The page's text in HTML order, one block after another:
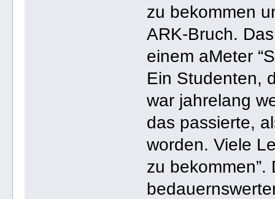
zu bekommen
ARK-Bruch.
einem aMeter
Ein Studenten,
war jahrelang
das passierte,
worden. Viele
zu